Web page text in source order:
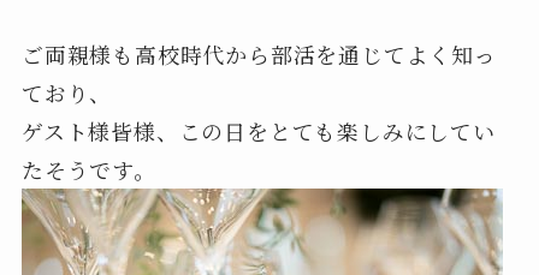
ご両親様も高校時代から部活を通じてよく知っ
ており、
ゲスト様皆様、この日をとても楽しみにしてい
たそうです。